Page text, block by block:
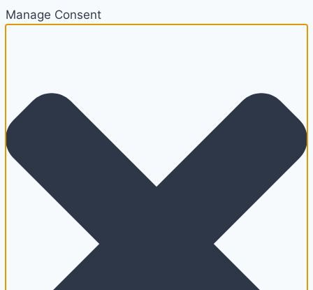
Manage Consent